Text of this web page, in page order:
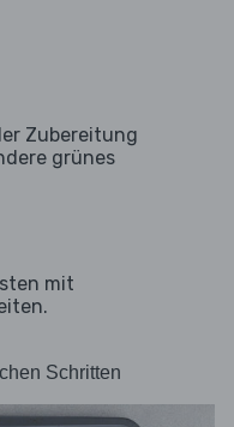
Zubereitung
grünes
mit
Schritten